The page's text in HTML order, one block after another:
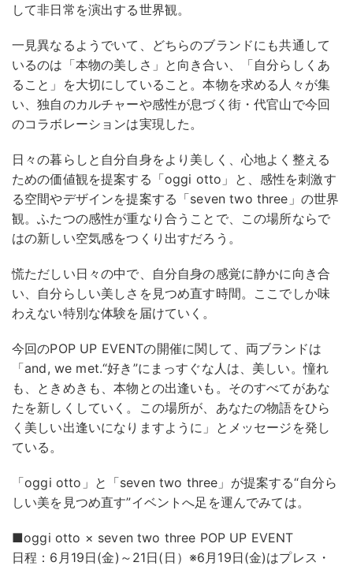
して非日常を演出する世界観。
一見異なるようでいて、どちらのブランドにも共通して
いるのは「本物の美しさ」と向き合い、「自分らしくあ
ること」を大切にしていること。本物を求める人々が集
い、独自のカルチャーや感性が息づく街・代官山で今回
のコラボレーションは実現した。
日々の暮らしと自分自身をより美しく、心地よく整える
ための価値観を提案する「oggi otto」と、感性を刺激す
る空間やデザインを提案する「seven two three」の世界
観。ふたつの感性が重なり合うことで、この場所ならで
はの新しい空気感をつくり出すだろう。
慌ただしい日々の中で、自分自身の感覚に静かに向き合
い、自分らしい美しさを見つめ直す時間。ここでしか味
わえない特別な体験を届けていく。
今回のPOP UP EVENTの開催に関して、両ブランドは
「and, we met.“好き”にまっすぐな人は、美しい。憧れ
も、ときめきも、本物との出逢いも。そのすべてがあな
たを新しくしていく。この場所が、あなたの物語をひら
く美しい出逢いになりますように」とメッセージを発し
ている。
「oggi otto」と「seven two three」が提案する“自分ら
しい美を見つめ直す”イベントへ足を運んでみては。
■oggi otto × seven two three POP UP EVENT
日程：6月19日(金)～21日(日）※6月19日(金)はプレス・